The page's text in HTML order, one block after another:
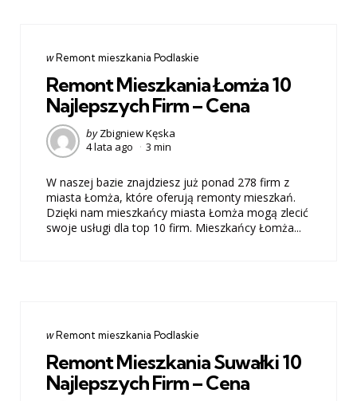
Categories
post
wRemont mieszkania Podlaskie
Remont Mieszkania Łomża 10
Najlepszych Firm – Cena
Posted
by
by Zbigniew Kęska
4 lata ago
3 min
W naszej bazie znajdziesz już ponad 278 firm z
miasta Łomża, które oferują remonty mieszkań.
Dzięki nam mieszkańcy miasta Łomża mogą zlecić
swoje usługi dla top 10 firm. Mieszkańcy Łomża...
Categories
post
wRemont mieszkania Podlaskie
Remont Mieszkania Suwałki 10
Najlepszych Firm – Cena